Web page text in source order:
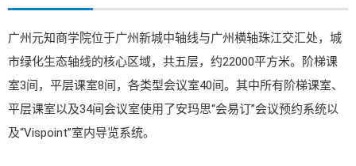
广州元知商学院位于广州新城中轴线与广州横轴珠江交汇处，城
市绿化生态轴线的核心区域，共五层，约22000平方米。阶梯课
室3间，平层课室8间，各类型会议室40间。其中所有阶梯课室、
平层课室以及34间会议室使用了安玛思“会易订”会议预约系统以
及“Vispoint”室内导览系统。